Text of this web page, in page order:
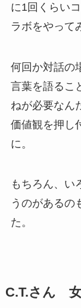
に1回くらい
ラボをやって
何回か対話の
言葉を語るこ
ねが必要なん
価値観を押し
に。
もちろん、い
うのがあるの
た。
C.T.さん